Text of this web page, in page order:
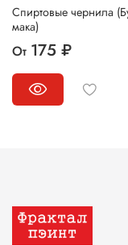
Спиртовые чернила
мака)
От 175 ₽